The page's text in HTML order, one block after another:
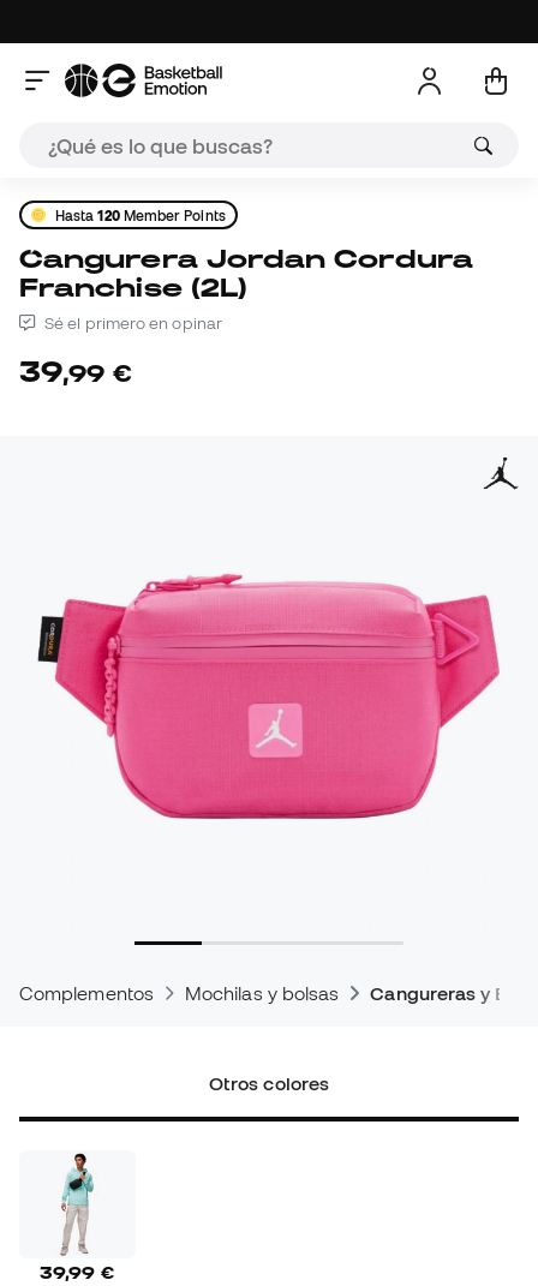
Hasta120Member Points
Cangurera Jordan Cordura
Franchise (2L)
Sé el primero en opinar
39,99 €
Complementos Mochilas y bolsas Cangureras y
Otros colores
39,99 €